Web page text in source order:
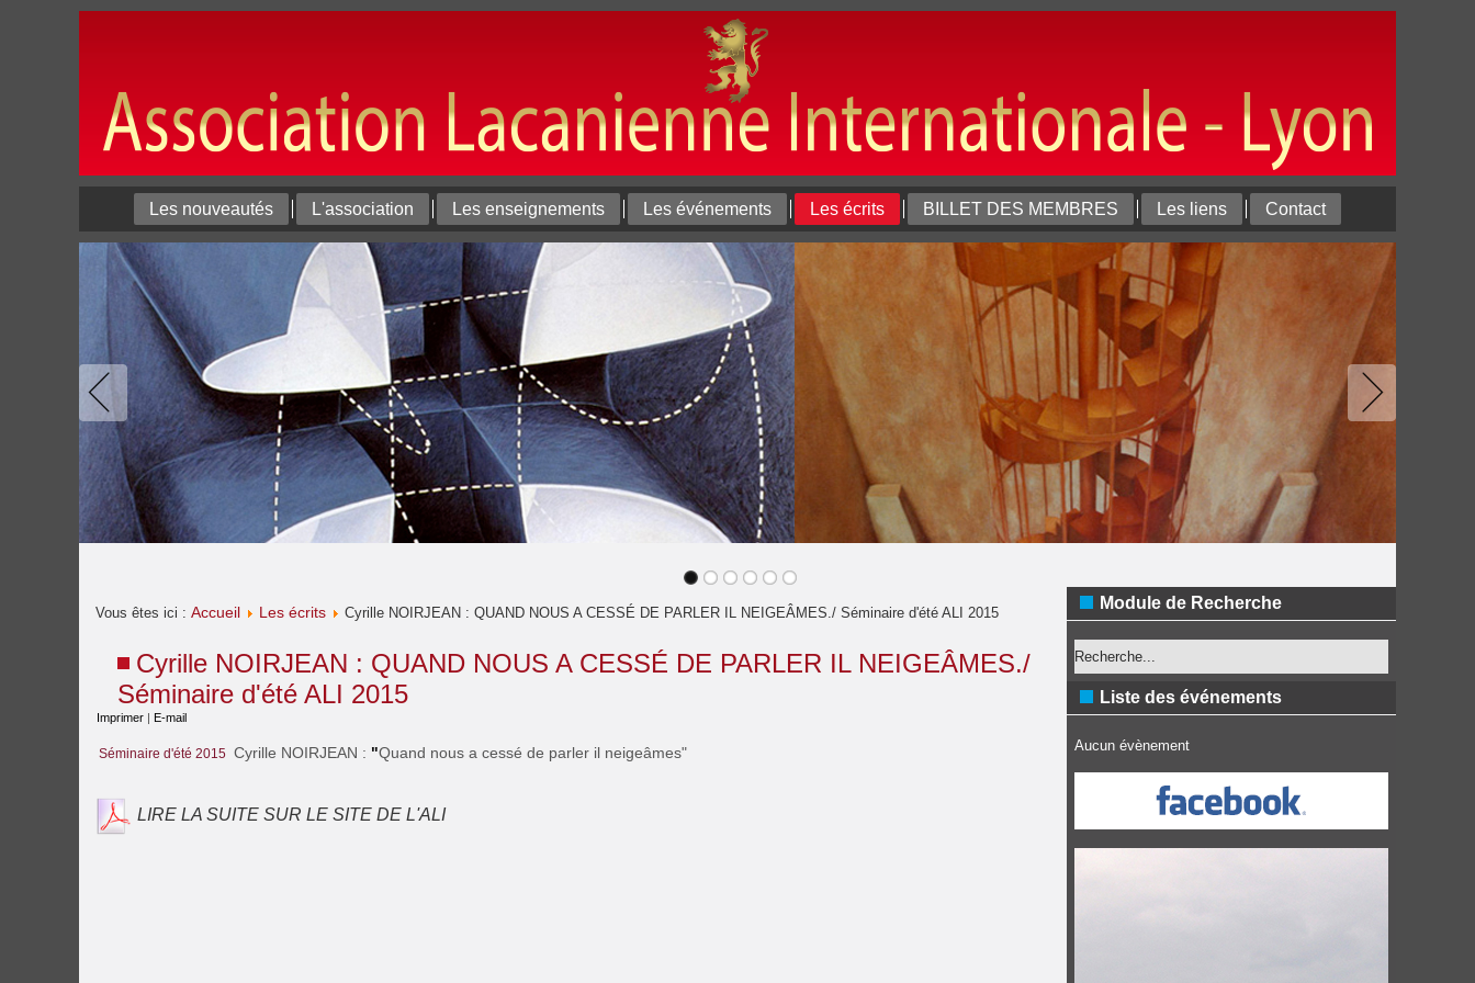
Les nouveautés L'association Les enseignements Les événements Les écrits BILLET DES MEMBRES Les liens Contact
Vous êtes ici : Accueil Les écrits Cyrille NOIRJEAN : QUAND NOUS A CESSÉ DE PARLER IL NEIGEÂMES./ Séminaire d'été ALI 2015
Cyrille NOIRJEAN : QUAND NOUS A CESSÉ DE PARLER IL NEIGEÂMES./
Séminaire d'été ALI 2015
Imprimer | E-mail
Séminaire d'été 2015 Cyrille NOIRJEAN : "Quand nous a cessé de parler il neigeâmes"
LIRE LA SUITE SUR LE SITE DE L'ALI
Module de Recherche
Liste des événements
Aucun évènement